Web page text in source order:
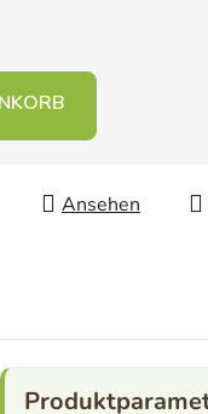
Ansehen